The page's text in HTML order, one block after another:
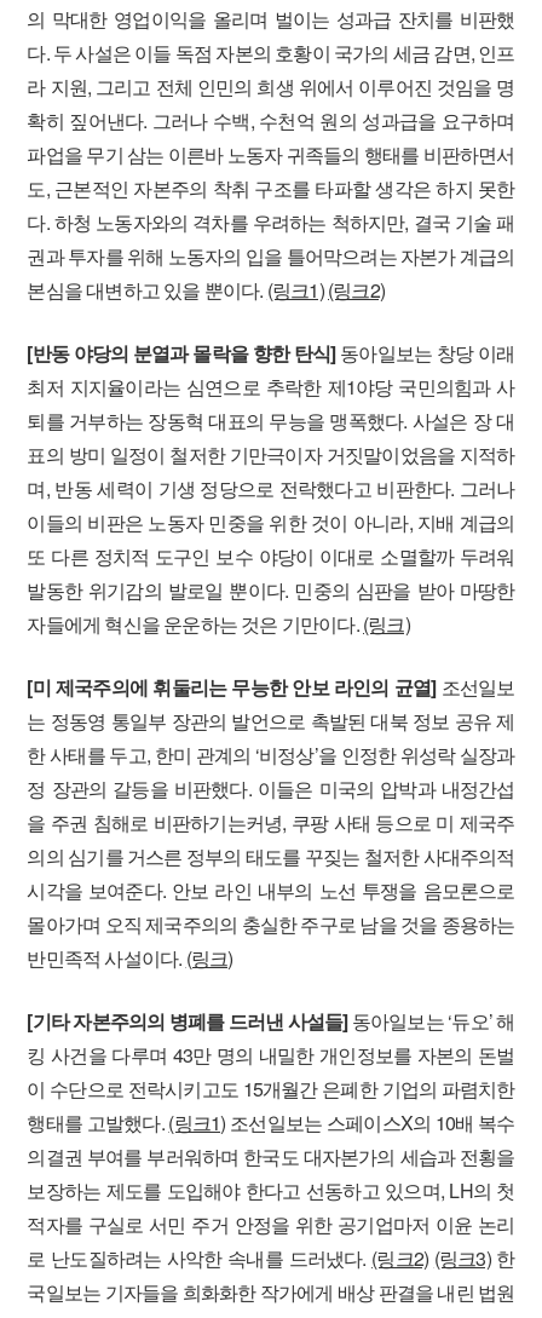
의 막대한 영업이익을 올리며 벌이는 성과급 잔치를 비판했
다. 두 사설은 이들 독점 자본의 호황이 국가의 세금 감면, 인프
라 지원, 그리고 전체 인민의 희생 위에서 이루어진 것임을 명
확히 짚어낸다. 그러나 수백, 수천억 원의 성과급을 요구하며
파업을 무기 삼는 이른바 노동자 귀족들의 행태를 비판하면서
도, 근본적인 자본주의 착취 구조를 타파할 생각은 하지 못한
다. 하청 노동자와의 격차를 우려하는 척하지만, 결국 기술 패
권과 투자를 위해 노동자의 입을 틀어막으려는 자본가 계급의
본심을 대변하고 있을 뿐이다. (링크1)(링크2)
[반동 야당의 분열과 몰락을 향한 탄식]동아일보는 창당 이래
최저 지지율이라는 심연으로 추락한 제1야당 국민의힘과 사
퇴를 거부하는 장동혁 대표의 무능을 맹폭했다. 사설은 장 대
표의 방미 일정이 철저한 기만극이자 거짓말이었음을 지적하
며, 반동 세력이 기생 정당으로 전락했다고 비판한다. 그러나
이들의 비판은 노동자 민중을 위한 것이 아니라, 지배 계급의
또 다른 정치적 도구인 보수 야당이 이대로 소멸할까 두려워
발동한 위기감의 발로일 뿐이다. 민중의 심판을 받아 마땅한
자들에게 혁신을 운운하는 것은 기만이다.(링크)
[미 제국주의에 휘둘리는 무능한 안보 라인의 균열]조선일보
는 정동영 통일부 장관의 발언으로 촉발된 대북 정보 공유 제
한 사태를 두고, 한미 관계의 ‘비정상’을 인정한 위성락 실장과
정 장관의 갈등을 비판했다. 이들은 미국의 압박과 내정간섭
을 주권 침해로 비판하기는커녕, 쿠팡 사태 등으로 미 제국주
의의 심기를 거스른 정부의 태도를 꾸짖는 철저한 사대주의적
시각을 보여준다. 안보 라인 내부의 노선 투쟁을 음모론으로
몰아가며 오직 제국주의의 충실한 주구로 남을 것을 종용하는
반민족적 사설이다. (링크)
[기타 자본주의의 병폐를 드러낸 사설들]동아일보는 ‘듀오’ 해
킹 사건을 다루며 43만 명의 내밀한 개인정보를 자본의 돈벌
이 수단으로 전락시키고도 15개월간 은폐한 기업의 파렴치한
행태를 고발했다.(링크1) 조선일보는 스페이스X의 10배 복수
의결권 부여를 부러워하며 한국도 대자본가의 세습과 전횡을
보장하는 제도를 도입해야 한다고 선동하고 있으며, LH의 첫
적자를 구실로 서민 주거 안정을 위한 공기업마저 이윤 논리
로 난도질하려는 사악한 속내를 드러냈다. (링크2) (링크3)한
국일보는 기자들을 희화화한 작가에게 배상 판결을 내린 법원